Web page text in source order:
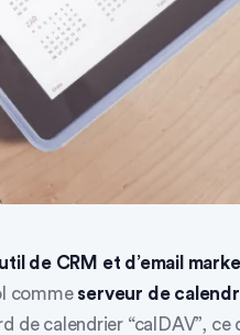
de CRM et d’email
comme serveur de
de calendrier “calDAV”, ce